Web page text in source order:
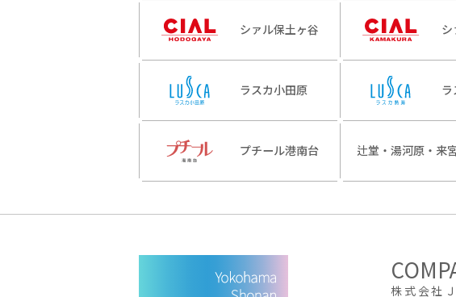
シァル保土ヶ谷
ラスカ小田原
プチール港南台 辻堂・湯河原・来
株式会社